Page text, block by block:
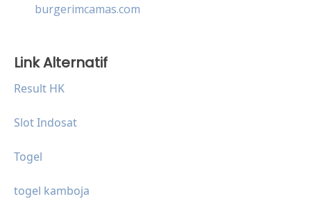
burgerimcamas.com
Link Alternatif
Result HK
Slot Indosat
Togel
togel kamboja